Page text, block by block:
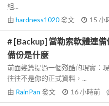
組...
由 hardness1020發文 15 小
# [Backup] 當勒索軟體連
備份是什麼
前面幾篇提過一個殘酷的現實：
往往不是你的正式資料，...
由 RainPan 發文 16 小時前